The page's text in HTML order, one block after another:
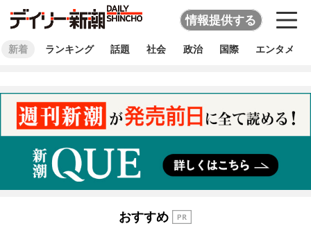
情報提供する
新着 ランキング 話題 社会 政治 国際 エンタメ
おすすめ